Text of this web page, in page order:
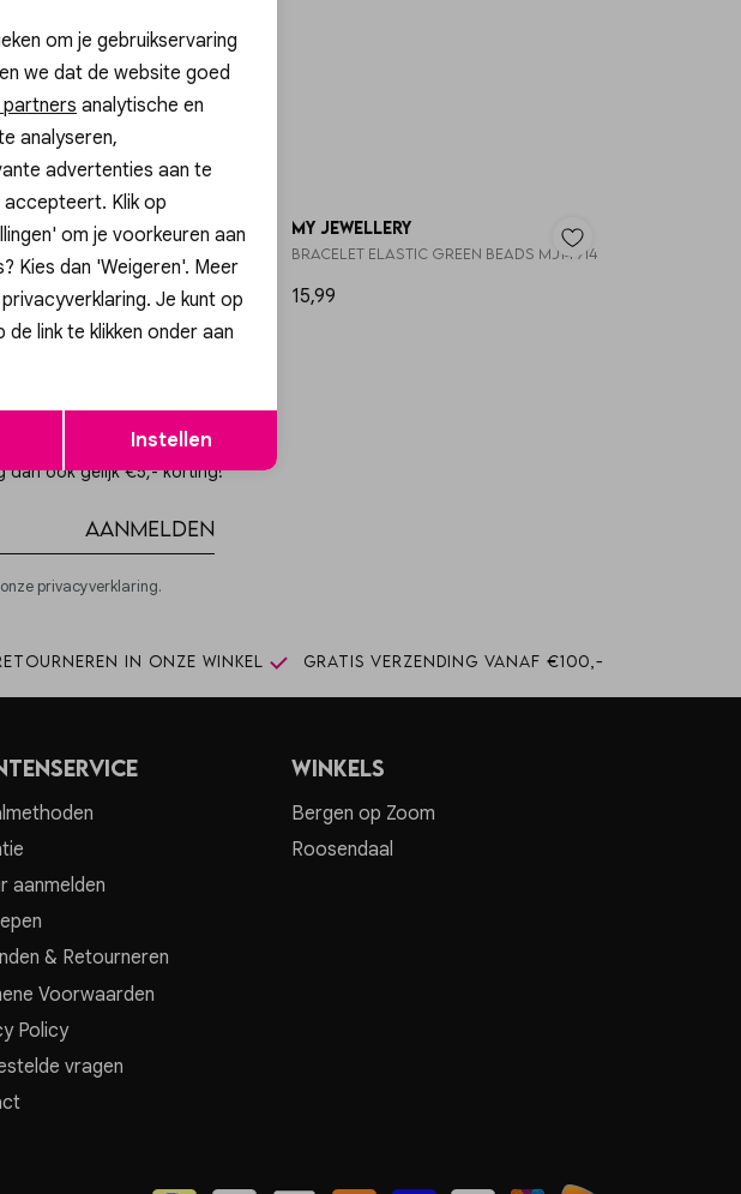
My Jewellery
Bracelet elastic green beads MJ14914
15,99
zijn?
dan ook gelijk €5,- korting!
Aanmelden
privacyverklaring.
in onze winkel Gratis verzending vanaf €100,-
aanmelden
& Retourneren
Voorwaarden
Policy
vragen
Winkels
Bergen op Zoom
Roosendaal
cookies
Opslaan
om je gebruikservaring
we dat de website goed
partners analytische en
analyseren,
advertenties aan te
accepteert. Klik op
om je voorkeuren aan
Kies dan 'Weigeren'. Meer
Je kunt op
link te klikken onder aan
Instellen